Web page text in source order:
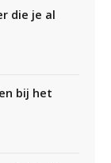
die je al
bij het